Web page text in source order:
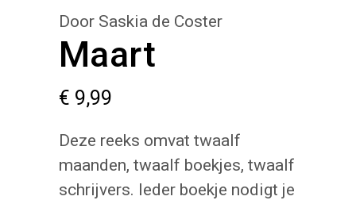
Door Saskia de Coster
Maart
€ 9,99
Deze reeks omvat twaalf
maanden, twaalf boekjes, twaalf
schrijvers. Ieder boekje nodigt je